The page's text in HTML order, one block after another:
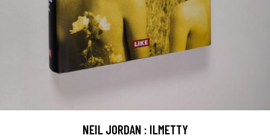
NEIL JORDAN : ILMETTY